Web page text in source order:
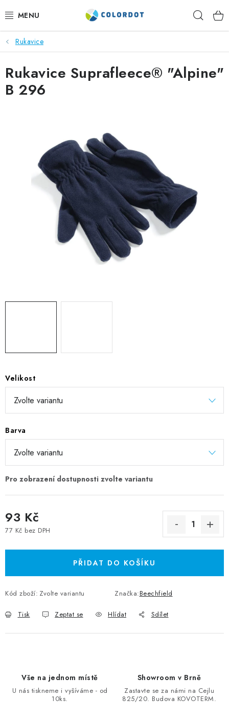
na
REKLAMNÍ TEXTIL
REKLAMNÍ PŘEDMĚTY
ČEPICE A DOPLŇKY
POTISK TEXTILU
VÝŠIVKA
DIGITÁLNÍ TISK
REFLEXNÍ NAŽEHLOVAČKY
Vánoční trička
Kontakty
Akce a slevy
Rukavice
Velikost
Barva
93 Kč
77 Kč bez DPH
PŘIDAT DO KOŠÍKU
Kód zboží: Zvolte variantu Značka:Beechfield
Tisk Zeptat se Hlídat Sdílet
Rukavice Suprafleece® "Alpine"
B 296
Vše na jednom místě
U nás tiskneme i vyšíváme - od
10ks.
Showroom v Brně
Zastavte se za námi na Cejlu
825/20. Budova KOVOTERM.